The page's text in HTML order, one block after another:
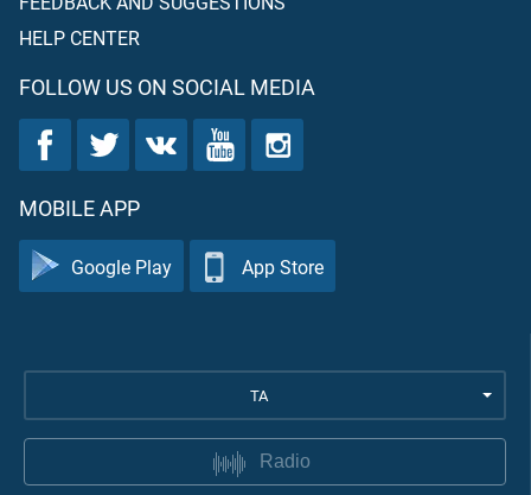
HELP CENTER
FOLLOW US ON SOCIAL MEDIA
MOBILE APP
Google Play App Store
TA
Radio